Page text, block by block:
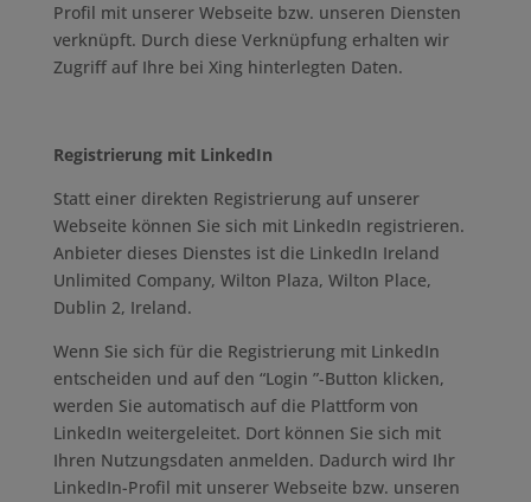
Profil mit unserer Webseite bzw. unseren Diensten
verknüpft. Durch diese Verknüpfung erhalten wir
Zugriff auf Ihre bei Xing hinterlegten Daten.
Registrierung mit LinkedIn
Statt einer direkten Registrierung auf unserer
Webseite können Sie sich mit LinkedIn registrieren.
Anbieter dieses Dienstes ist die LinkedIn Ireland
Unlimited Company, Wilton Plaza, Wilton Place,
Dublin 2, Ireland.
Wenn Sie sich für die Registrierung mit LinkedIn
entscheiden und auf den “Login ”-Button klicken,
werden Sie automatisch auf die Plattform von
LinkedIn weitergeleitet. Dort können Sie sich mit
Ihren Nutzungsdaten anmelden. Dadurch wird Ihr
LinkedIn-Profil mit unserer Webseite bzw. unseren